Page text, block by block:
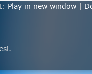
Play in new window |